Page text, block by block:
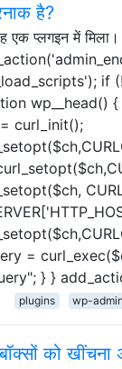
है?
एक प्लगइन में
if
wp__head()
curl_init();
=
} }
plugins wp-admin
को खींचना